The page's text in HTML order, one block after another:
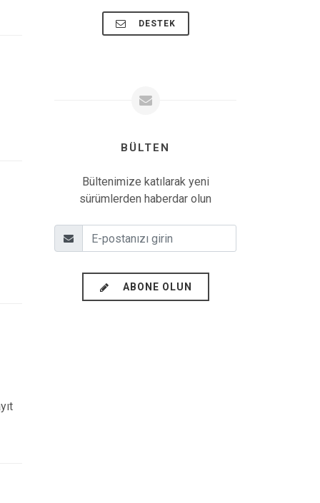
DESTEK
BÜLTEN
Bültenimize katılarak yeni
sürümlerden haberdar olun
ABONE OLUN